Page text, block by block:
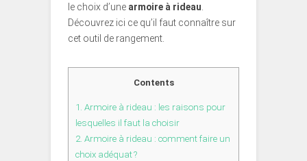
le choix d’une armoire à rideau
Découvrez ici ce qu’il faut connaître sur
cet outil de rangement.
Contents
1. Armoire à rideau : les raisons pour
lesquelles il faut la choisir
2. Armoire à rideau : comment faire un
choix adéquat ?